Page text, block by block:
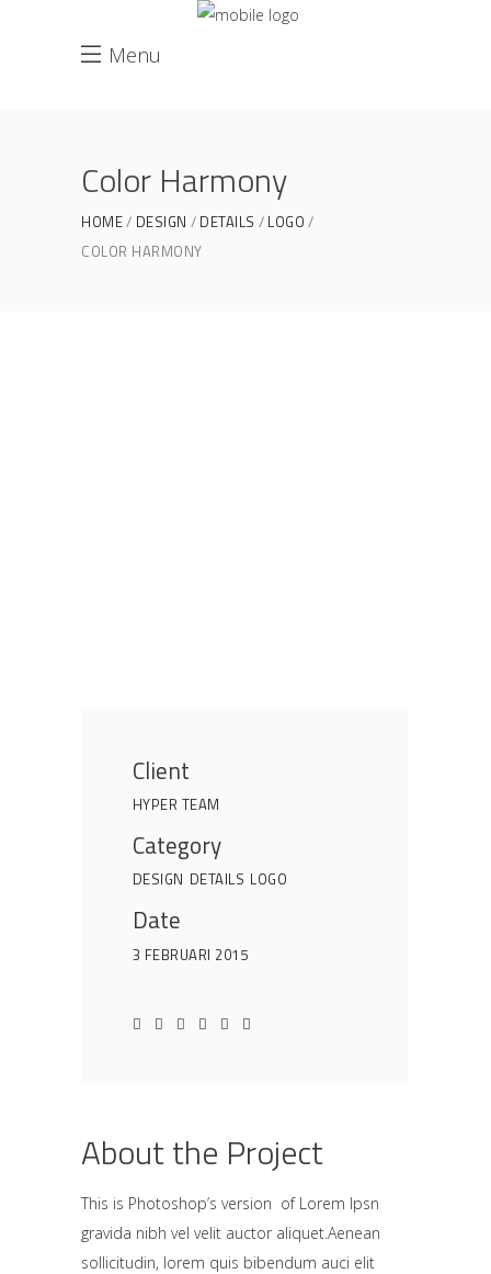
Menu
Color Harmony
HOME DESIGN DETAILS
LOGO
COLOR HARMONY
Client
HYPER TEAM
Category
DESIGN DETAILS LOGO
Date
3 FEBRUARI 2015
About the Project
This is Photoshop’s version of Lorem Ipsn
gravida nibh vel velit auctor aliquet.Aenean
sollicitudin, lorem quis bibendum auci elit